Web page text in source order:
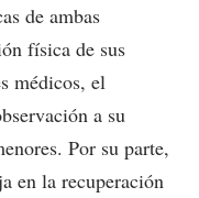
de ambas
física de sus
médicos, el
a su
Por su parte,
en la recuperación